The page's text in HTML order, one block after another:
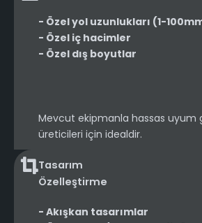
- Özel yol uzunlukları (1-
- Özel iç hacimler
- Özel dış boyutlar
Mevcut ekipmanla hassas uyum
üreticileri için idealdir.
Tasarım
Özelleştirme
- Akışkan tasarımlar